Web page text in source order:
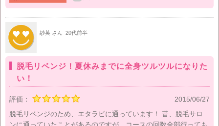
紗英 さん 20代前半
脱毛リベンジ！夏休みまでに全身ツルツルになりた
い！
評価：
2015/06/27
脱毛リベンジのため、エタラビに通っています！ 昔、脱毛サロ